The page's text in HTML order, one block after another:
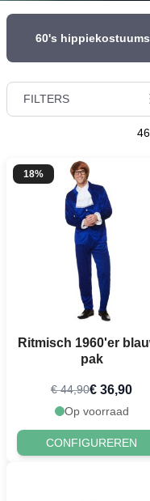
60's hippiekostuums
FILTERS
18%
Ritmisch 1960'er
pak
€ 44,90€ 36,90
Op voorraad
CONFIGUREREN